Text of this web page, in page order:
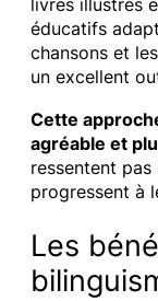
livres illustrés
éducatifs
chansons et
un excellent
Cette
agréable et
ressentent pas
progressent à
Les